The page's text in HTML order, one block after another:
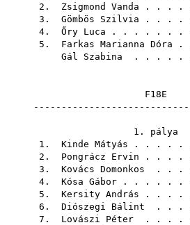
2. Zsigmond Vanda . . . .
3. Gömbös Szilvia . . . .
4. Őry Luca . . . . . .
5. Farkas Marianna Dóra .
Gál Szabina . . . . .
1.
1. Kinde Mátyás . . . .
2. Pongrácz Ervin . . . .
3. Kovács Domonkos . . .
4. Kósa Gábor . . . . .
5. Kersity András . . . .
6. Diószegi Bálint . . .
7. Lovászi Péter . . . .